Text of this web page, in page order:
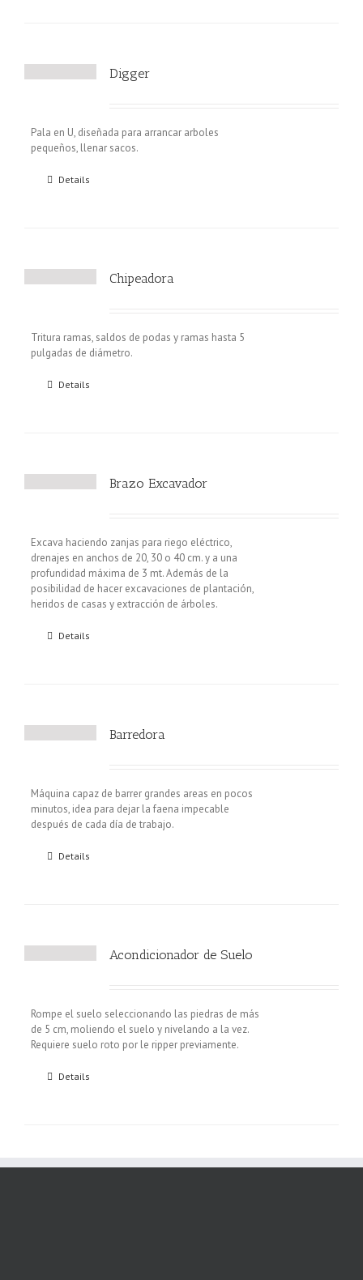
Digger
Pala en U, diseñada para arrancar arboles
pequeños, llenar sacos.
Details
Chipeadora
Tritura ramas, saldos de podas y ramas hasta 5
pulgadas de diámetro.
Details
Brazo Excavador
Excava haciendo zanjas para riego eléctrico,
drenajes en anchos de 20, 30 o 40 cm. y a una
profundidad máxima de 3 mt. Además de la
posibilidad de hacer excavaciones de plantación,
heridos de casas y extracción de árboles.
Details
Barredora
Máquina capaz de barrer grandes areas en pocos
minutos, idea para dejar la faena impecable
después de cada día de trabajo.
Details
Acondicionador de Suelo
Rompe el suelo seleccionando las piedras de más
de 5 cm, moliendo el suelo y nivelando a la vez.
Requiere suelo roto por le ripper previamente.
Details